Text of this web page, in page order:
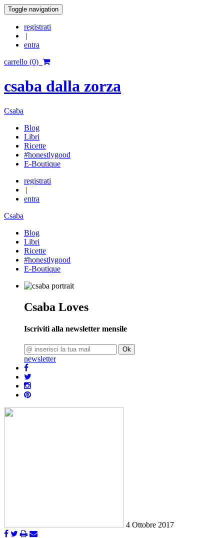
Toggle navigation
registrati
|
entra
carrello (0)
csaba dalla zorza
Csaba
Blog
Libri
Ricette
#honestlygood
E-Boutique
registrati
|
entra
Csaba
Blog
Libri
Ricette
#honestlygood
E-Boutique
Csaba Loves
Iscriviti alla newsletter mensile
Ok
newsletter
4 Ottobre 2017